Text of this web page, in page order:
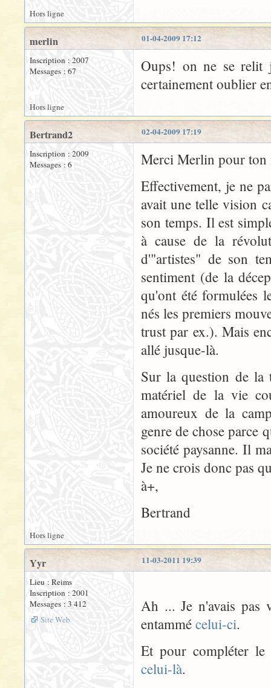
Hors ligne
01-04-2009 17:12
merlin
Inscription : 2007
Messages : 67
Oups! on ne se relit
certainement oublier
Hors ligne
02-04-2009 17:19
Bertrand2
Inscription : 2009
Messages : 6
Merci Merlin pour ton
Effectivement, je ne
avait une telle vision
son temps. Il est
à cause de la
d'"artistes" de son
sentiment (de la
qu'ont été formulées
nés les premiers
trust par ex.). Mais
allé jusque-là.
Sur la question de la
matériel de la vie
amoureux de la
genre de chose parce
société paysanne. Il
Je ne crois donc pas
à+,
Bertrand
Hors ligne
11-03-2011 19:39
Yyr
Lieu : Reims
Inscription : 2001
Messages : 3 412
Site Web
Ah ... Je n'avais pas
entammé celui-ci.
Et pour compléter le
celui-là.